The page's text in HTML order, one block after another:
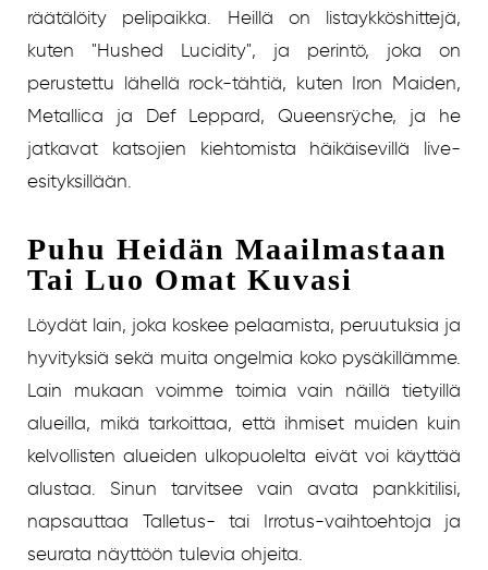
räätälöity pelipaikka. Heillä on listaykköshittejä,
kuten "Hushed Lucidity", ja perintö, joka on
perustettu lähellä rock-tähtiä, kuten Iron Maiden,
Metallica ja Def Leppard, Queensrÿche, ja he
jatkavat katsojien kiehtomista häikäisevillä live-
esityksillään.
Puhu Heidän Maailmastaan ​​
Tai Luo Omat Kuvasi
Löydät lain, joka koskee pelaamista, peruutuksia ja
hyvityksiä sekä muita ongelmia koko pysäkillämme.
Lain mukaan voimme toimia vain näillä tietyillä
alueilla, mikä tarkoittaa, että ihmiset muiden kuin
kelvollisten alueiden ulkopuolelta eivät voi käyttää
alustaa. Sinun tarvitsee vain avata pankkitilisi,
napsauttaa Talletus- tai Irrotus-vaihtoehtoja ja
seurata näyttöön tulevia ohjeita.